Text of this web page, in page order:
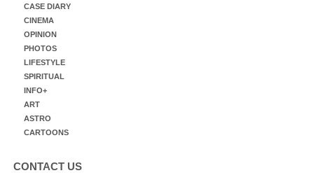
CASE DIARY
CINEMA
OPINION
PHOTOS
LIFESTYLE
SPIRITUAL
INFO+
ART
ASTRO
CARTOONS
CONTACT US